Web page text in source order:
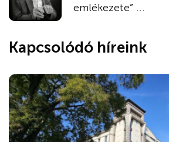
emlékezete” ...
Kapcsolódó híreink